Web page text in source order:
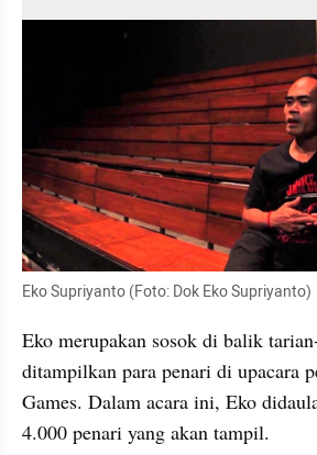
Eko Supriyanto (Foto: Dok Eko Supriyanto)
Eko merupakan sosok di balik
ditampilkan para penari di upacara
Games. Dalam acara ini, Eko
4.000 penari yang akan tampil.